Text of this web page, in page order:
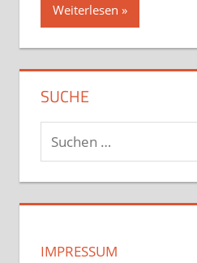
Weiterlesen
SUCHE
Suchen
nach:
IMPRESSUM